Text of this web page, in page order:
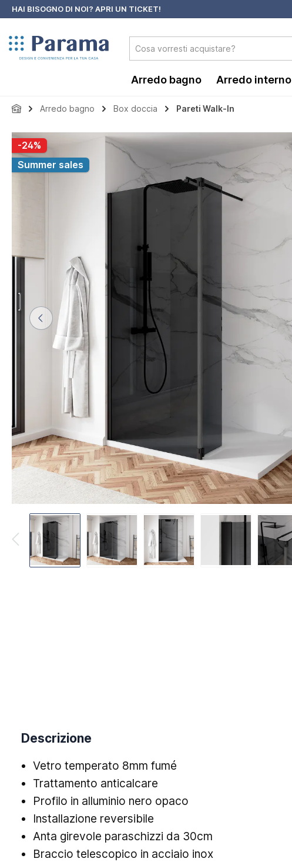
Passa alla navigazione principale
HAI BISOGNO DI NOI? APRI UN TICKET!
Arredo bagno Arredo interno
Arredo bagno Box doccia Pareti Walk-In
Salta la galleria di immagini
-24%
Summer sales
Descrizione
Vetro temperato 8mm fumé
Trattamento anticalcare
Profilo in alluminio nero opaco
Installazione reversibile
Anta girevole paraschizzi da 30cm
Braccio telescopico in acciaio inox